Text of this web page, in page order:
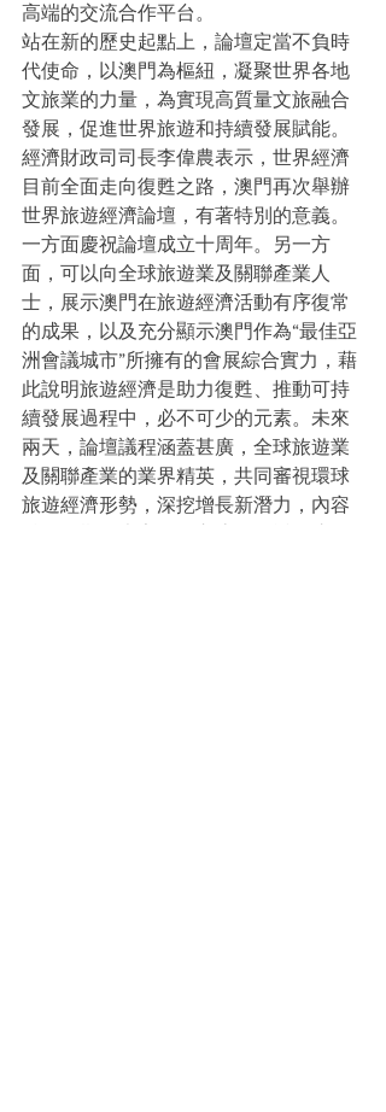
高端的交流合作平台。
站在新的歷史起點上，論壇定當不負時
代使命，以澳門為樞紐，凝聚世界各地
文旅業的力量，為實現高質量文旅融合
發展，促進世界旅遊和持續發展賦能。
經濟財政司司長李偉農表示，世界經濟
目前全面走向復甦之路，澳門再次舉辦
世界旅遊經濟論壇，有著特別的意義。
一方面慶祝論壇成立十周年。另一方
面，可以向全球旅遊業及關聯產業人
士，展示澳門在旅遊經濟活動有序復常
的成果，以及充分顯示澳門作為“最佳亞
洲會議城市”所擁有的會展綜合實力，藉
此說明旅遊經濟是助力復甦、推動可持
續發展過程中，必不可少的元素。未來
兩天，論壇議程涵蓋甚廣，全球旅遊業
及關聯產業的業界精英，共同審視環球
旅遊經濟形勢，深挖增長新潛力，內容